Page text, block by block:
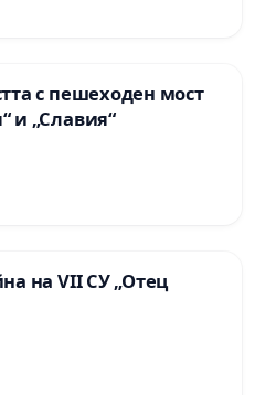
с пешеходен мост
и „Славия“
на VII СУ „Отец